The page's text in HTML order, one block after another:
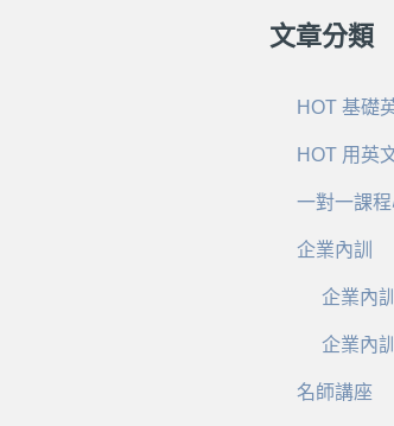
文章分類
HOT 基礎
HOT 用英
一對一課
企業內訓
企業內
企業內
名師講座